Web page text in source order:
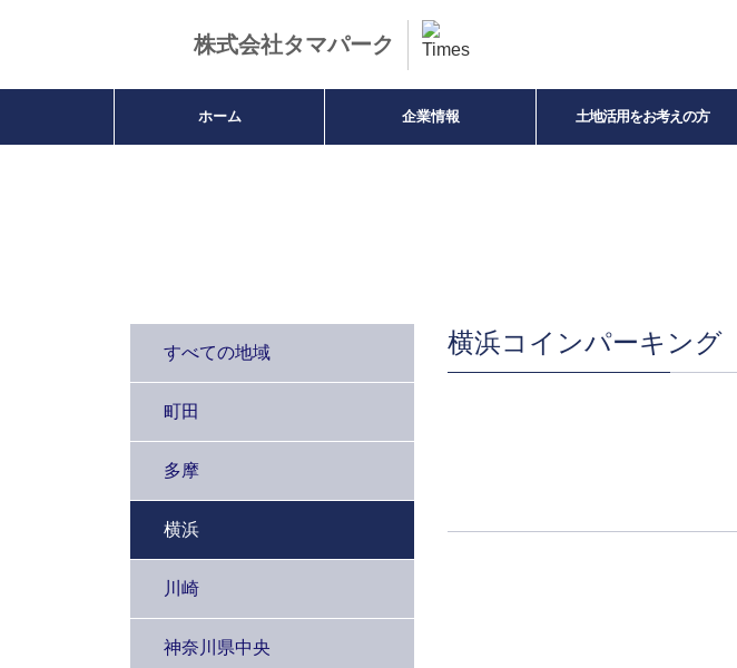
株式会社タマパーク
ホーム 企業情報 土地活用をお考えの方
すべての地域
町田
多摩
横浜
川崎
神奈川県中央
横浜コインパーキング